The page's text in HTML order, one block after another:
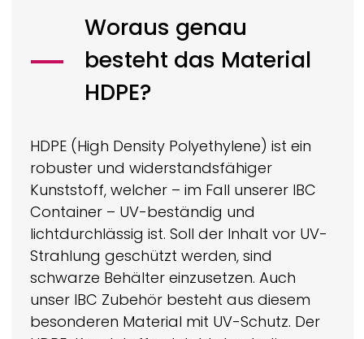
Woraus genau
besteht das Material
HDPE?
HDPE (High Density Polyethylene) ist ein
robuster und widerstandsfähiger
Kunststoff, welcher – im Fall unserer IBC
Container – UV-beständig und
lichtdurchlässig ist. Soll der Inhalt vor UV-
Strahlung geschützt werden, sind
schwarze Behälter einzusetzen. Auch
unser IBC Zubehör besteht aus diesem
besonderen Material mit UV-Schutz. Der